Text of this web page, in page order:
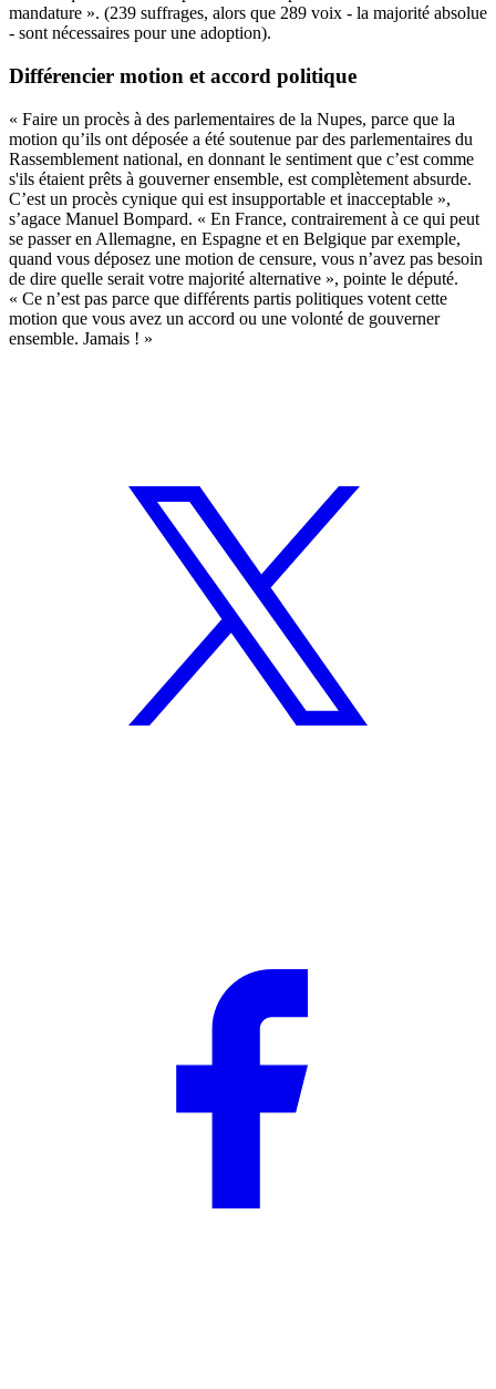
mandature ». (239 suffrages, alors que 289 voix - la majorité absolue
- sont nécessaires pour une adoption).
Différencier motion et accord politique
« Faire un procès à des parlementaires de la Nupes, parce que la
motion qu’ils ont déposée a été soutenue par des parlementaires du
Rassemblement national, en donnant le sentiment que c’est comme
s'ils étaient prêts à gouverner ensemble, est complètement absurde.
C’est un procès cynique qui est insupportable et inacceptable »,
s’agace Manuel Bompard. « En France, contrairement à ce qui peut
se passer en Allemagne, en Espagne et en Belgique par exemple,
quand vous déposez une motion de censure, vous n’avez pas besoin
de dire quelle serait votre majorité alternative », pointe le député.
« Ce n’est pas parce que différents partis politiques votent cette
motion que vous avez un accord ou une volonté de gouverner
ensemble. Jamais ! »